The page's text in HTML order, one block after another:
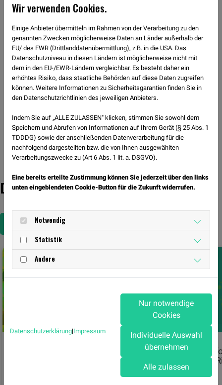
Zurück
Das könnte Sie auch interessieren
Zurück zur Übersicht
Toller
Meister
Wir verwenden Cookies.
Einige Anbieter übermitteln im Rahmen von der Verarbeitung zu den
genannten Zwecken möglicherweise Daten an Länder außerhalb der
EU/ des EWR (Drittlanddatenübermittlung), z.B. in die USA. Das
Datenschutzniveau in diesen Ländern ist möglicherweise nicht mit
dem in den EU-/EWR-Ländern vergleichbar. Es besteht daher ein
erhöhtes Risiko, dass staatliche Behörden auf diese Daten zugreifen
können. Weitere Informationen zu Sicherheitsgarantien finden Sie in
den Datenschutzrichtlinien des jeweiligen Anbieters.
Indem Sie auf „ALLE ZULASSEN" klicken, stimmen Sie sowohl dem
Speichern und Abrufen von Informationen auf Ihrem Gerät (§ 25 Abs. 1
TDDDG) sowie der anschließenden Datenverarbeitung für die
nachfolgend dargestellten bzw. die von Ihnen ausgewählten
Verarbeitungszwecke zu (Art 6 Abs. 1 lit. a. DSGVO).
Eine bereits erteilte Zustimmung können Sie jederzeit über den links
unten eingeblendeten Cookie-Button für die Zukunft widerrufen.
Notwendig
Statistik
Andere
Datenschutzerklärung|Impressum
Nur notwendige
Cookies
Individuelle Auswahl
übernehmen
Alle zulassen